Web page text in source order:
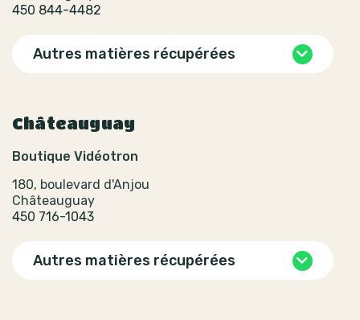
450 844-4482
Autres matières récupérées
Châteauguay
Boutique Vidéotron
180, boulevard d'Anjou
Châteauguay
450 716-1043
Autres matières récupérées